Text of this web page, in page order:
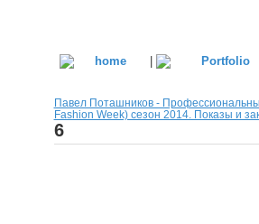
|
Павел Поташников -
Fashion Week) сезон 2014. Показы и
6